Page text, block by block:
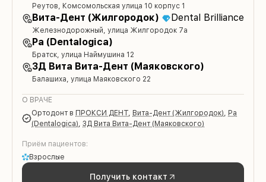
Реутов, Комсомольская улица 10 корпус 1
Вита-Дент (Жилгородок) Dental Brilliance
Железнодорожный, улица Жилгородок 7а
Ра (Dentalogica)
Братск, улица Наймушина 12
3Д Вита Вита-Дент (Маяковского)
Балашиха, улица Маяковского 22
О ВРАЧЕ
ортодонт в ПРОКСИ ДЕНТ Вита-Дент (Жилгородок)
Ра
(Dentalogica) 3Д Вита Вита-Дент (Маяковского)
Приём пациентов:
Взрослые
Получить контакт